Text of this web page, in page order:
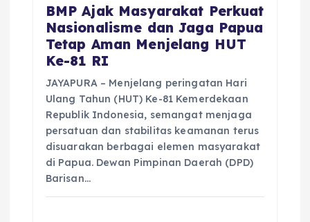
BMP Ajak Masyarakat Perkuat
Nasionalisme dan Jaga Papua
Tetap Aman Menjelang HUT
Ke-81 RI
JAYAPURA – Menjelang peringatan Hari
Ulang Tahun (HUT) Ke-81 Kemerdekaan
Republik Indonesia, semangat menjaga
persatuan dan stabilitas keamanan terus
disuarakan berbagai elemen masyarakat
di Papua. Dewan Pimpinan Daerah (DPD)
Barisan…